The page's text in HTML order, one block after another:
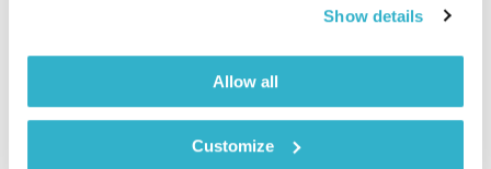
Show details
Allow all
Customize
שבת שלום. טפו עלינו